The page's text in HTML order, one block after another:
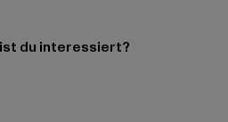
du interessiert?